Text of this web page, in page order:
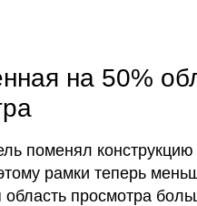
на 50%
поменял конструкцию
рамки теперь
область просмотра